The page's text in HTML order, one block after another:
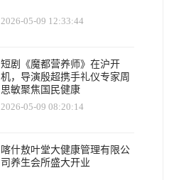
2026-05-09 12:33:44
短剧《魔都营养师》在沪开
机，导演殷超携手礼仪专家周
思敏聚焦国民健康
2026-05-09 08:20:14
喀什敖叶堂大健康管理有限公
司养生会所盛大开业